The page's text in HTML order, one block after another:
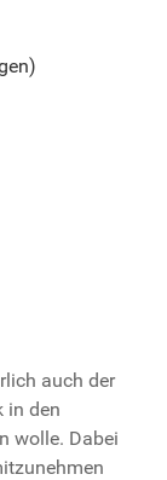
auch der
in den
wolle. Dabei